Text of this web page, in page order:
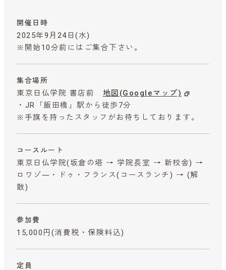
開催日時
2025年9月24日(水)
※開始10分前にはご集合下さい。
集合場所
東京日仏学院 書店前 地図(Googleマップ)
・JR「飯田橋」駅から徒歩7分
※手旗を持ったスタッフがお待ちしております。
コースルート
東京日仏学院(坂倉の塔 → 学院長室 → 新校舎) →
ロワゾ―・ドゥ・フランス(コースランチ) → (解
散)
参加費
15,000円 (消費税・保険料込)
定員